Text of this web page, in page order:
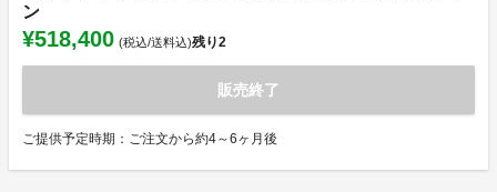
ン
¥518,400 (税込/送料込)残り2
販売終了
ご提供予定時期：ご注文から約4～6ヶ月後